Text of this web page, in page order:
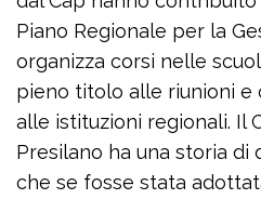
Piano Regionale per la
organizza corsi nelle
pieno titolo alle riunioni e
alle istituzioni regionali. Il
Presilano ha una storia di
che se fosse stata